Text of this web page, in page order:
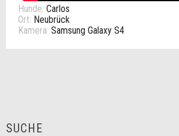
Hunde: Carlos
Ort: Neubrück
Kamera: Samsung Galaxy S4
SUCHE